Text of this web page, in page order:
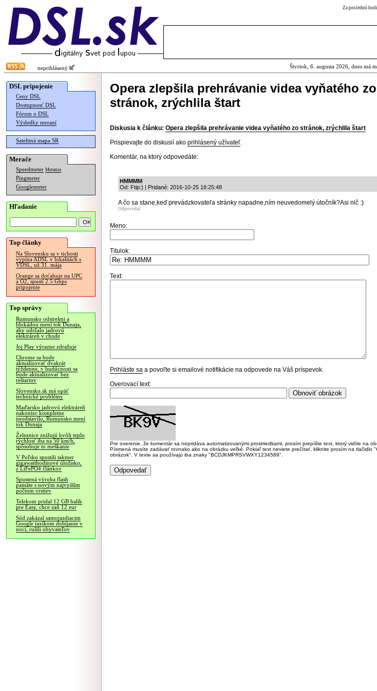
Za poslednú
neprihlásený Štvrtok, 6. augusta 2026, dnes má
DSL pripojenie
Ceny DSL
Dostupnosť DSL
Fórum o DSL
Výsledky meraní
Satelitná mapa SR
Merače
Speedmeter Merania
Pingmeter
Googlemeter
Hľadanie
Top články
Na Slovensku sa v tichosti
vypína ADSL v lokalitách s
VDSL, už 31. mája
Orange sa doťahuje na UPC
a O2, spustí 2.5 Gbps
pripojenie
Top správy
Rumunsko odstrelmi a
blokádou mení tok Dunaja,
aby udržalo jadrovú
elektráreň v chode
Joj Play výrazne zdražuje
Chrome sa bude
aktualizovať dvakrát
týždenne, v budúcnosti sa
bude aktualizovať bez
reštartov
Slovensko.sk má opäť
technické problémy
Maďarsko jadrovú elektráreň
nakoniec kompletne
neodstavilo, Rumunsko mení
tok Dunaja
Železnice znižujú kvôli teplu
rýchlosť iba na 50 km/h,
spôsobuje to meškanie
V Poľsku spustili takmer
gigawatthodinové úložisko,
z LiFePO4 článkov
Spustená výroba flash
pamäte s novým najvyšším
počtom vrstiev
Telekom pridal 12 GB balík
pre Easy, chce zaň 12 eur
Súd zakázal samojazdiacim
Google taxíkom dobíjanie v
noci, rušili obyvateľov
Opera zlepšila prehrávanie videa vyňatého zo
stránok, zrýchlila štart
Diskusia k článku: Opera zlepšila prehrávanie videa vyňatého zo stránok, zrýchlila štart
Prispievajte do diskusií ako prihlásený užívateľ.
Komentár, na ktorý odpovedáte:
HMMMM
Od: Ftip:) | Pridané: 2016-10-25 18:25:48
A čo sa stane,keď prevádzkovateľa stránky napadne,ním neuvedomelý útočník?Asi nič :)
Odpovedať
Meno:
Titulok:
Text:
Prihláste sa a povoľte si emailové notifikácie na odpovede na Váš príspevok.
Overovací text:
Pre overenie, že komentár sa nepridáva automatizovanými prostriedkami, prosím prepíšte text, ktorý vidíte na
Písmená musíte zadávať rovnako ako na obrázku veľké. Pokiaľ text neviete prečítať, kliknite prosím na tlačidlo
obrázok". V texte sa používajú iba znaky "BCDJKMPRSVWXY1234589".